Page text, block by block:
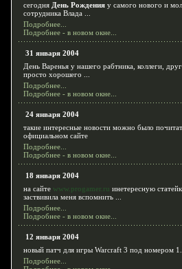
сегодня День Рождения у самого нового и
сотрудника Влада ...
Подробнее...
Подробнее - в новом окне...
31 января 2004
День Варенья у нашего рабтника, коллеги,
просто хорошего ...
Подробнее...
Подробнее - в новом окне...
24 января 2004
такие интересные новости можно было
официальном сайте
Подробнее...
Подробнее - в новом окне...
18 января 2004
на сайте www.progamer.ru инетересную
заствивила меня вспомнить ...
Подробнее...
Подробнее - в новом окне...
12 января 2004
новый патч для игры Warcraft 3 под номером
Подробнее...